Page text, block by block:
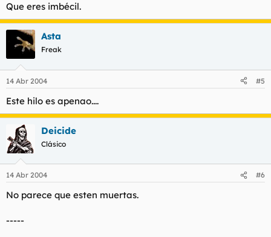
Que eres imbécil.
Asta
Freak
14 Abr 2004 #5
Este hilo es apenao....
Deicide
Clásico
14 Abr 2004 #6
No parece que esten muertas.
-----